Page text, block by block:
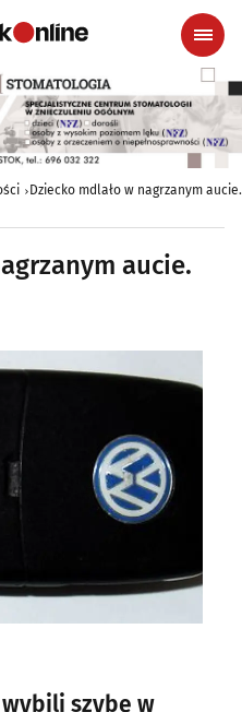
Dziecko mdlało w nagrzanym
aucie.
szybę w